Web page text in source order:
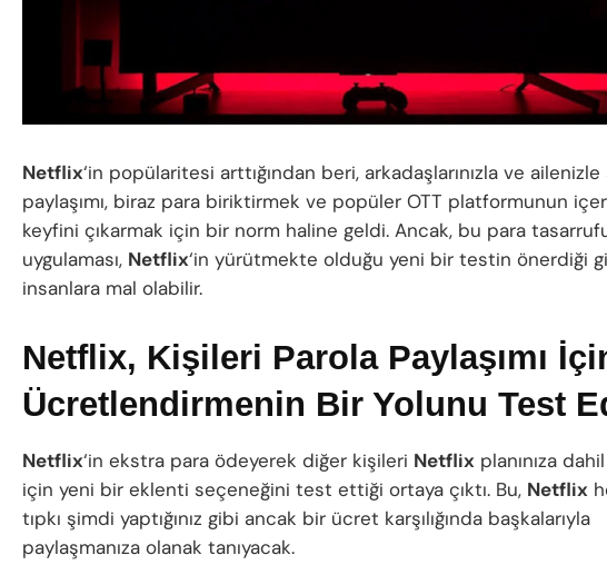
Netflix‘in popülaritesi arttığından beri, arkadaşlarınızla ve
paylaşımı, biraz para biriktirmek ve popüler OTT platformunun
keyfini çıkarmak için bir norm haline geldi. Ancak, bu para
uygulaması, Netflix‘in yürütmekte olduğu yeni bir testin önerdiği
insanlara mal olabilir.
Netflix, Kişileri Parola Paylaşımı
Ücretlendirmenin Bir Yolunu Test
Netflix‘in ekstra para ödeyerek diğer kişileri Netflix planınıza
için yeni bir eklenti seçeneğini test ettiği ortaya çıktı. Bu, Netflix
tıpkı şimdi yaptığınız gibi ancak bir ücret karşılığında başkalarıyla
paylaşmanıza olanak tanıyacak.